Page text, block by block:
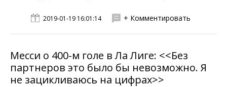
2019-01-19 16:01:14 + Комментировать
Месси о 400-м голе в Ла Лиге: <<Без
партнеров это было бы невозможно. Я
не зацикливаюсь на цифрах>>